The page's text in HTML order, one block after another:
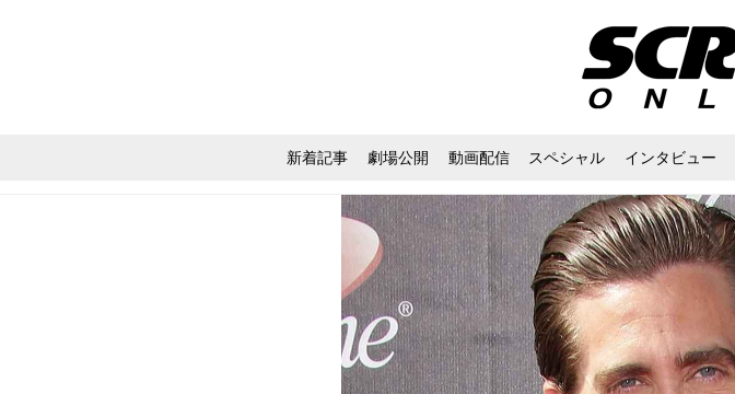
新着記事 劇場公開 動画配信 スペシャル インタビュー